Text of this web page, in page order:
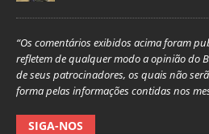
“Os comentários exibidos acima foram
refletem de qualquer modo a opinião do
de seus patrocinadores, os quais não
forma pelas informações contidas nos
SIGA-NOS